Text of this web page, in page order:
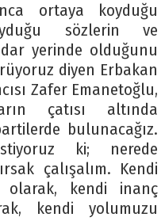
ortaya koyduğu
sözlerin ve
yerinde olduğunu
diyen Erbakan
Zafer Emanetoğlu,
çatısı altında
bulunacağız.
ki; nerede
çalışalım. Kendi
olarak, kendi inanç
kendi yolumuzu